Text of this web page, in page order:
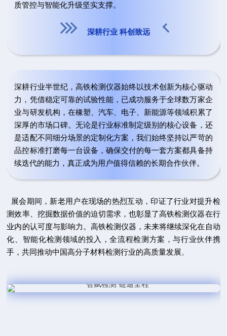
质管控与智能化升级坚实支撑。
深耕行业 科创致远
行
半
深耕行业半世纪，高铁检测仪器始终以技术创新为核心驱动
力，凭借稳定可靠的试验性能，已成功服务于全球数万家企
业与研发机构，在橡塑、汽车、电子、新能源等领域积累了
深厚的市场口碑。无论是行业标准制定级别的核心设备，还
是适配不同细分场景的定制化方案，我们始终坚持以严苛的
品控标准打磨每一台设备，确保交付的每一套方案都具备持
续迭代的能力，真正成为用户值得信赖的长期合作伙伴。
展会期间，新老用户在现场的热烈互动，印证了行业对提升检
测效率、挖掘数据价值的迫切需求，也彰显了高铁检测仪器在行
业内的认可度与影响力。高铁检测仪器，未来将继续深化在自动
化、智能化检测领域的投入，全流程检测方案，与行业伙伴携
手，共同推动中国高分子材料检测行业的高质量发展。